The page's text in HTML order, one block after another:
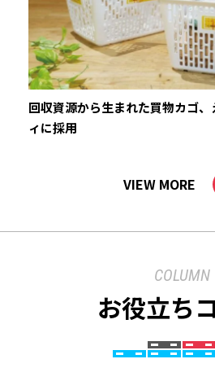
回収資源から生まれた買物カゴ
ィに採用
VIEW MORE
COLUMN
お役立ち